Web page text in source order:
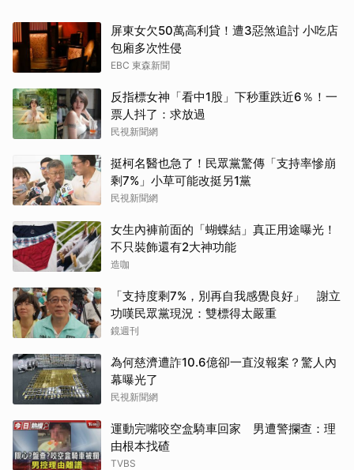
屏東女欠50萬高利貸！遭3惡煞追討 小吃店
包廂多次性侵
EBC 東森新聞
反指標女神「看中1股」下秒重跌近6％！一
票人抖了：求放過
民視新聞網
挺柯名醫也急了！民眾黨驚傳「支持率慘崩
剩7%」小草可能改挺另1黨
民視新聞網
女生內褲前面的「蝴蝶結」真正用途曝光！
不只裝飾還有2大神功能
造咖
「支持度剩7%，別再自我感覺良好」 謝立
功嘆民眾黨現況：雙標得太嚴重
鏡週刊
為何慈濟遭詐10.6億卻一直沒報案？驚人內
幕曝光了
民視新聞網
運動完嘴咬空盒騎車回家 男遭警攔查：理
由根本找碴
TVBS